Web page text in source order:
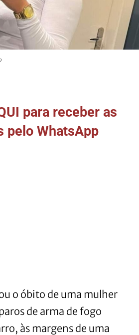
para receber as
pelo WhatsApp
o óbito de uma mulher
de arma de fogo
às margens de uma